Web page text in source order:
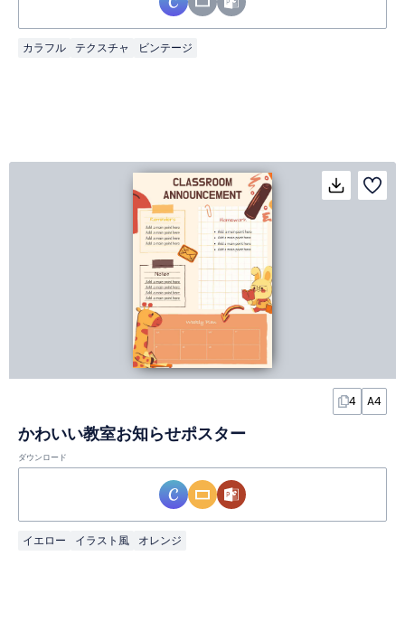
カラフル テクスチャ ビンテージ
4 A4
かわいい教室お知らせポスター
ダウンロード
イエロー イラスト風 オレンジ